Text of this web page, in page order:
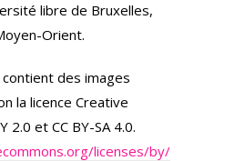
libre de Bruxelles,
Orient.
des images
la licenсe Creative
2.0 et CC BY-SA 4.0.
licenses/by/